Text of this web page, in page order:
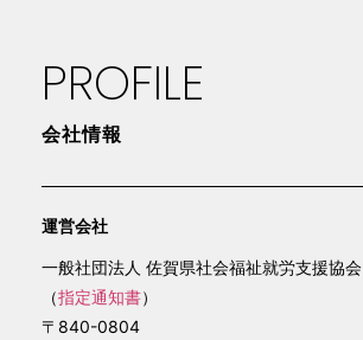
PROFILE
会社情報
運営会社
一般社団法人 佐賀県社会福祉就労支援協会
（指定通知書）
〒840-0804